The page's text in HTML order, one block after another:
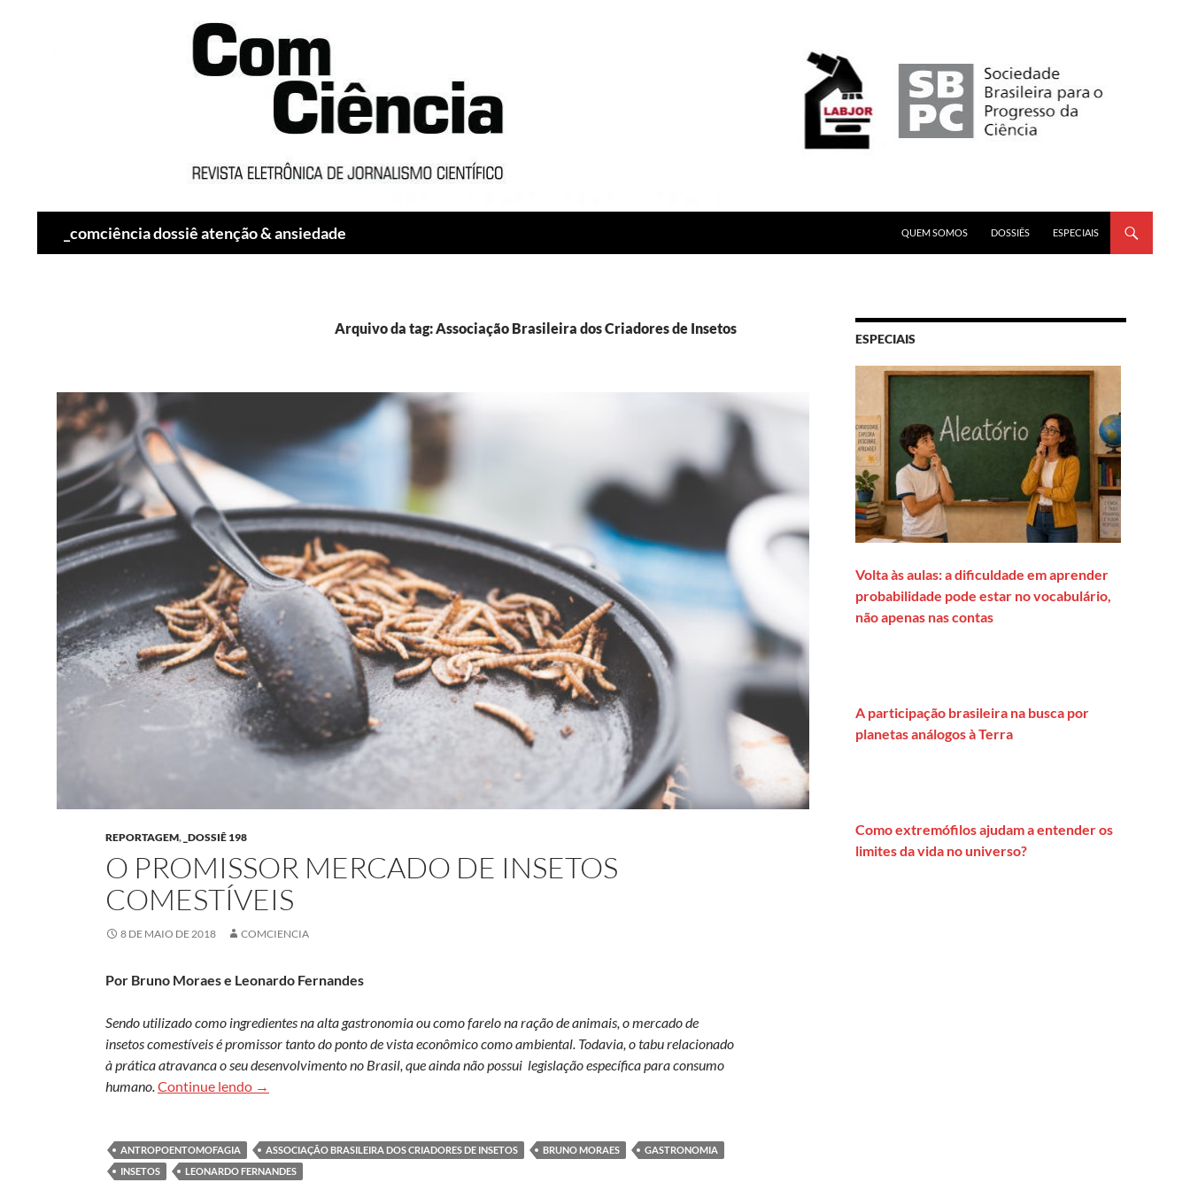
_comciência dossiê atenção & ansiedade
QUEM SOMOS
DOSSIÊS ESPECIAIS
Arquivo da tag: Associação Brasileira dos Criadores de Insetos
REPORTAGEM, _DOSSIÊ 198
O PROMISSOR MERCADO DE INSETOS
COMESTÍVEIS
8 DE MAIO DE 2018 COMCIENCIA
Por Bruno Moraes e Leonardo Fernandes
Sendo utilizado como ingredientes na alta gastronomia ou como farelo na ração de animais, o mercado de
insetos comestíveis é promissor tanto do ponto de vista econômico como ambiental. Todavia, o tabu relacionado
à prática atravanca o seu desenvolvimento no Brasil, que ainda não possui legislação específica para consumo
humano. Continue lendo O promissor mercado de insetos comestíveis
→
ANTROPOENTOMOFAGIA ASSOCIAÇÃO BRASILEIRA DOS CRIADORES DE INSETOS BRUNO MORAES
GASTRONOMIA
INSETOS
LEONARDO FERNANDES
ESPECIAIS
Volta às aulas: a dificuldade em aprender
probabilidade pode estar no vocabulário,
não apenas nas contas
A participação brasileira na busca por
planetas análogos à Terra
Como extremófilos ajudam a entender os
limites da vida no universo?